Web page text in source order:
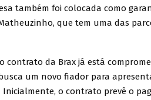
também foi colocada como
que tem uma das
contrato da Brax já está
um novo fiador para
o contrato prevê o